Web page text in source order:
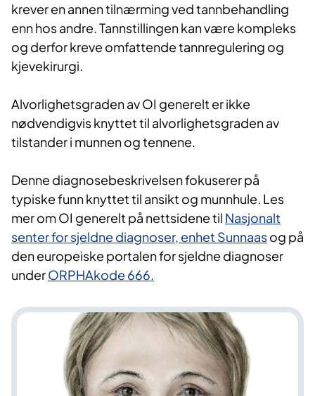
krever en annen tilnærming ved tannbehandling
enn hos andre. Tannstillingen kan være kompleks
og derfor kreve omfattende tannregulering og
kjevekirurgi.
Alvorlighetsgraden av OI generelt er ikke
nødvendigvis knyttet til alvorlighetsgraden av
tilstander i munnen og tennene.
Denne diagnosebeskrivelsen fokuserer på
typiske funn knyttet til ansikt og munnhule. Les
mer om OI generelt på nettsidene til Nasjonalt
senter for sjeldne diagnoser, enhet Sunnaasog på
den europeiske portalen for sjeldne diagnoser
underORPHAkode 666.